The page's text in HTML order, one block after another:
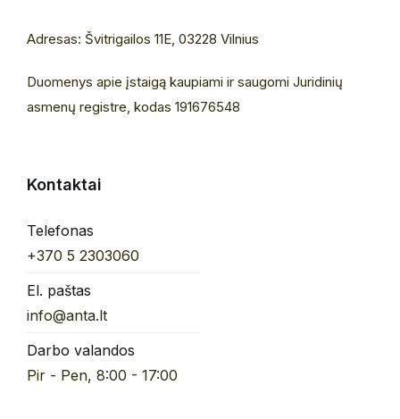
Adresas: Švitrigailos 11E, 03228 Vilnius
Duomenys apie įstaigą kaupiami ir saugomi Juridinių
asmenų registre, kodas 191676548
Kontaktai
Telefonas
+370 5 2303060
El. paštas
info@anta.lt
Darbo valandos
Pir - Pen, 8:00 - 17:00